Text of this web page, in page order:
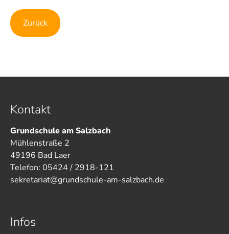
Zurück
Kontakt
Grundschule am Salzbach
Mühlenstraße 2
49196 Bad Laer
Telefon: 05424 / 2918-121
sekretariat@grundschule-am-salzbach.de
Infos